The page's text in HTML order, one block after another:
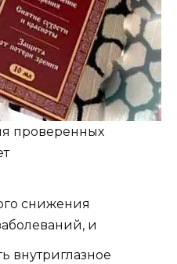
проверенных
снижения
и
внутриглазное